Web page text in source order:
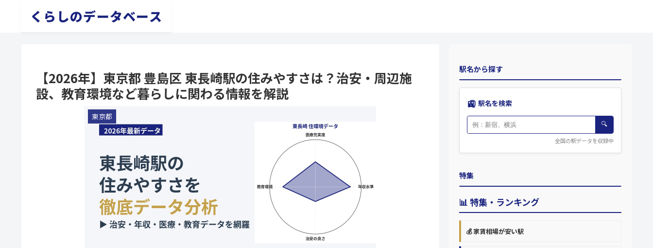
くらしのデータベース
【2026年】東京都 豊島区 東長崎駅の住みやすさは？治安・周辺施
設、教育環境など暮らしに関わる情報を解説
東京都
駅名から探す
🚉 駅名を検索
🔍
全国の駅データを収録中
特集
📊 特集・ランキング
💰 家賃相場が安い駅